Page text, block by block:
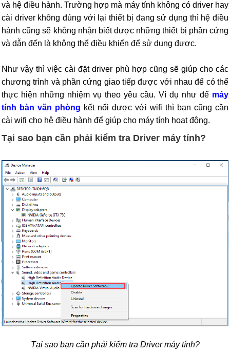
và hệ điều hành. Trường hợp mà máy tính không có driver hay
cài driver không đúng với lại thiết bị đang sử dụng thì hệ điều
hành cũng sẽ không nhận biết được những thiết bị phần cứng
và dẫn đến là không thể điều khiển để sử dụng được.
Như vậy thì việc cài đặt driver phù hợp cũng sẽ giúp cho các
chương trình và phần cứng giao tiếp được với nhau để có thể
thực hiện những nhiệm vụ theo yêu cầu. Ví dụ như để máy
tính bàn văn phòng kết nối được với wifi thì bạn cũng cần
cài wifi cho hệ điều hành để giúp cho máy tính hoạt động.
Tại sao bạn cần phải kiểm tra Driver máy tính?
Tại sao bạn cần phải kiểm tra Driver máy tính?